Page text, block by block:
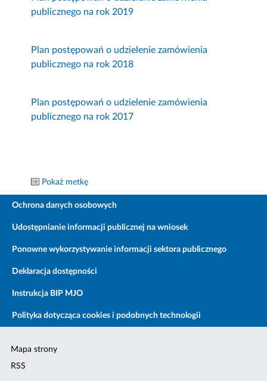
publicznego na rok 2019
Plan postępowań o udzielenie zamówienia
publicznego na rok 2018
Plan postępowań o udzielenie zamówienia
publicznego na rok 2017
Pokaż metkę
Ochrona danych osobowych
Udostępnianie informacji publicznej na wniosek
Ponowne wykorzystywanie informacji sektora publicznego
Deklaracja dostępności
Instrukcja BIP MJO
Polityka dotycząca cookies i podobnych technologii
Mapa strony
RSS